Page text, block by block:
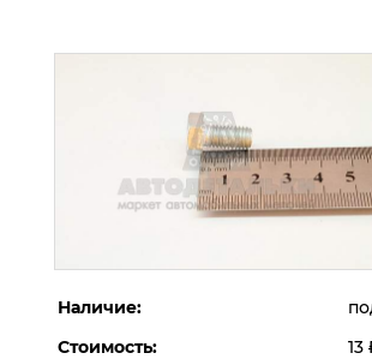
Наличие:
Стоимость:
13